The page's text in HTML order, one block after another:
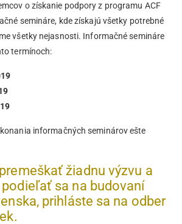
o získanie podpory z programu ACF
semináre, kde získajú všetky potrebné
všetky nejasnosti. Informačné semináre
termínoch:
informačných seminárov ešte
žiadnu výzvu a
sa na budovaní
prihláste sa na odber